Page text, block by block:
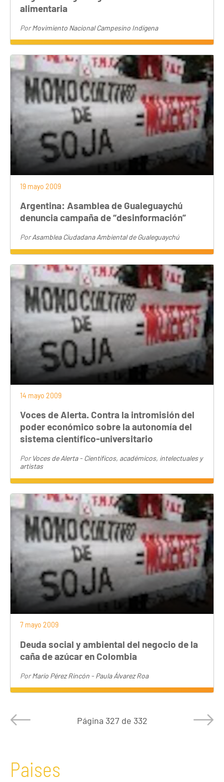
alimentaria
PorMovimiento Nacional Campesino Indígena
19 mayo 2009
Argentina: Asamblea de Gualeguaychú
denuncia campaña de “desinformación”
PorAsamblea Ciudadana Ambiental de Gualeguaychú
14 mayo 2009
Voces de Alerta. Contra la intromisión del
poder económico sobre la autonomía del
sistema científico-universitario
Por Voces de Alerta - Científicos, académicos, intelectuales y
artistas
7 mayo 2009
Deuda social y ambiental del negocio de la
caña de azúcar en Colombia
PorMario Pérez Rincón - Paula Álvarez Roa
Página 327 de 332
Paises